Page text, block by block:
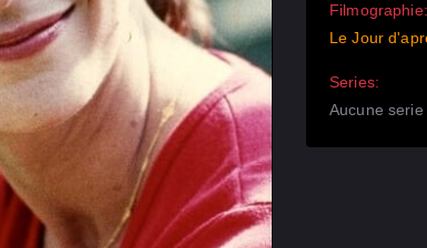
Filmographie:
Le Jour
Series:
Aucune serie